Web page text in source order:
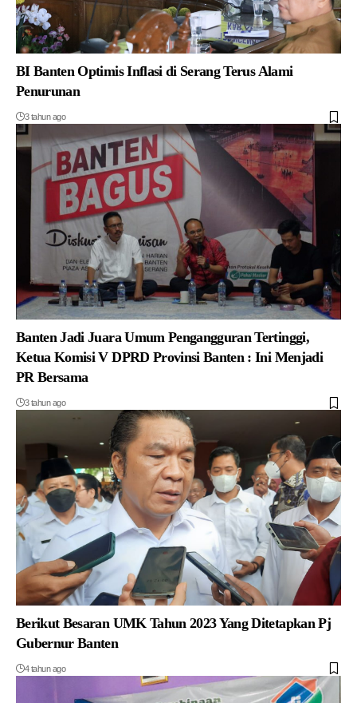
BI Banten Optimis Inflasi di Serang Terus Alami
Penurunan
3 tahun ago
Banten Jadi Juara Umum Pengangguran Tertinggi,
Ketua Komisi V DPRD Provinsi Banten : Ini Menjadi
PR Bersama
3 tahun ago
Berikut Besaran UMK Tahun 2023 Yang Ditetapkan Pj
Gubernur Banten
4 tahun ago